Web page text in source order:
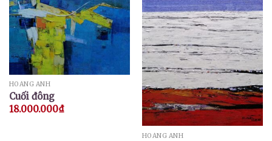
HOÀNG ANH
Cuối đông
18.000.000₫
HOÀNG ANH